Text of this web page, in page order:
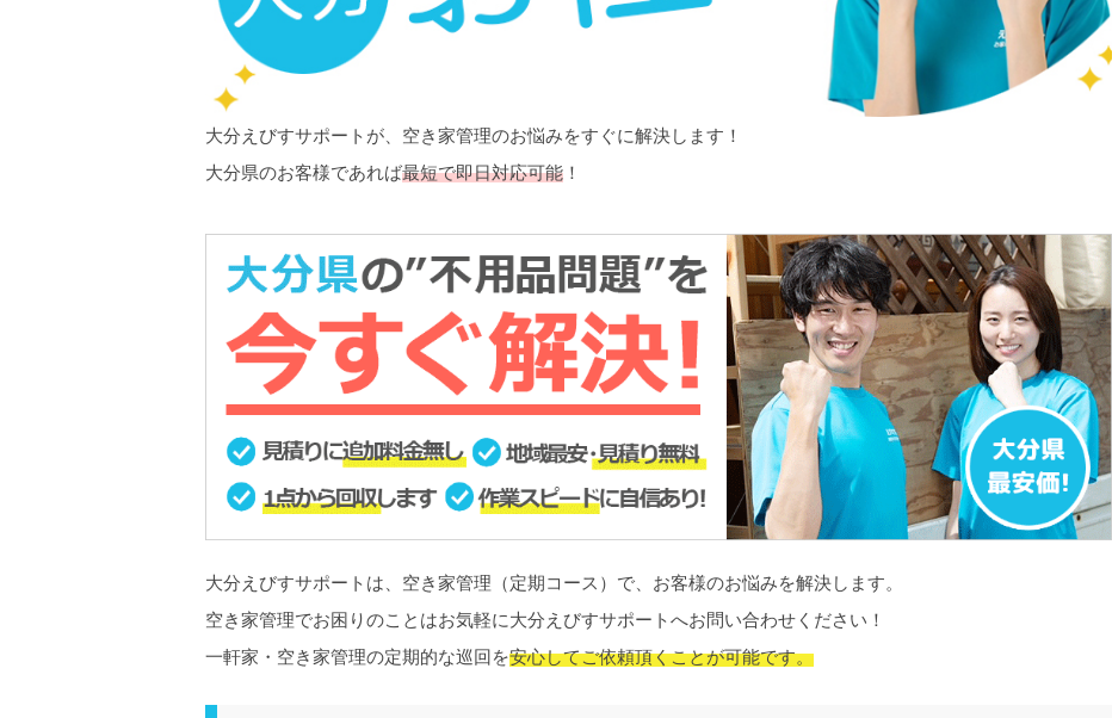
大分えびすサポートが、空き家管理のお悩みをすぐに解決します！
大分県のお客様であれば最短で即日対応可能 ！
大分えびすサポートは、空き家管理（定期コース）で、お客様のお悩みを解決します。
空き家管理でお困りのことはお気軽に大分えびすサポートへお問い合わせください！
一軒家・空き家管理の定期的な巡回を安心してご依頼頂くことが可能です。